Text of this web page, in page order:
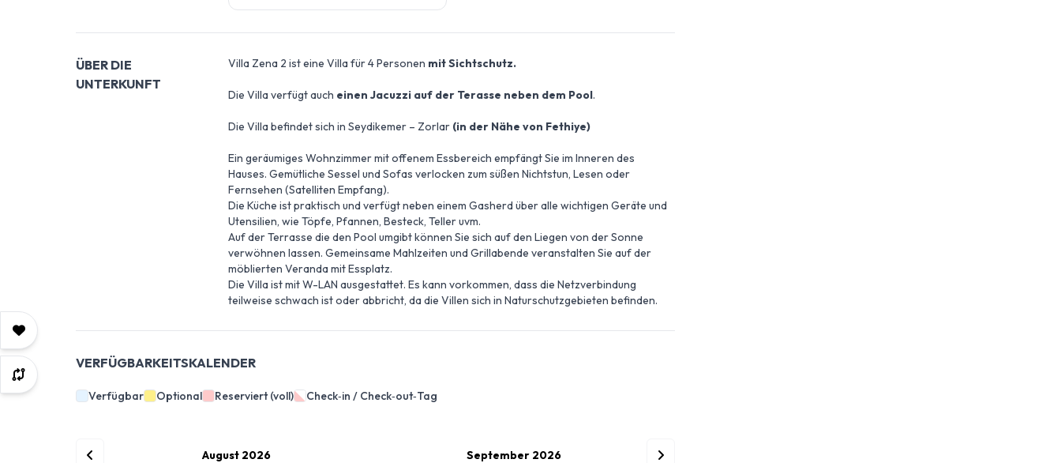
ÜBER DIE
UNTERKUNFT
Villa Zena 2 ist eine Villa für 4 Personen mit Sichtschutz.
Die Villa verfügt auch einen Jacuzzi auf der Terasse neben dem Pool.
Die Villa befindet sich in Seydikemer – Zorlar (in der Nähe von Fethiye)
Ein geräumiges Wohnzimmer mit offenem Essbereich empfängt Sie im Inneren des
Hauses. Gemütliche Sessel und Sofas verlocken zum süßen Nichtstun, Lesen oder
Fernsehen (Satelliten Empfang).
Die Küche ist praktisch und verfügt neben einem Gasherd über alle wichtigen Geräte und
Utensilien, wie Töpfe, Pfannen, Besteck, Teller uvm.
Auf der Terrasse die den Pool umgibt können Sie sich auf den Liegen von der Sonne
verwöhnen lassen. Gemeinsame Mahlzeiten und Grillabende veranstalten Sie auf der
möblierten Veranda mit Essplatz.
Die Villa ist mit W-LAN ausgestattet. Es kann vorkommen, dass die Netzverbindung
teilweise schwach ist oder abbricht, da die Villen sich in Naturschutzgebieten befinden.
VERFÜGBARKEITSKALENDER
Verfügbar Optional Reserviert (voll) Check‑in / Check‑out‑Tag
August 2026 September 2026